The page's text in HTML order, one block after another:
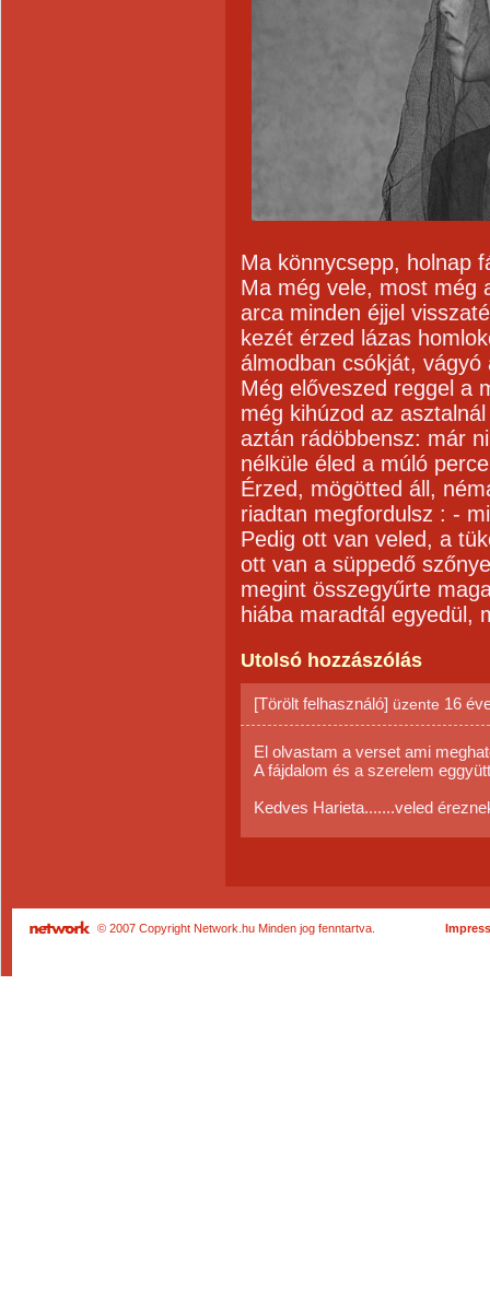
Ma könnycsepp, holnap
Ma még vele, most még
arca minden éjjel
kezét érzed lázas
álmodban csókját, vágyó
Még előveszed reggel a
még kihúzod az
aztán rádöbbensz: már
nélküle éled a múló
Érzed, mögötted áll,
riadtan megfordulsz : -
Pedig ott van veled, a
ott van a süppedő
megint összegyűrte
hiába maradtál egyedül,
Utolsó hozzászólás
[Törölt felhasználó] üzente 16
El olvastam a verset ami
A fájdalom és a szerelem
Kedves Harieta.......veled
© 2007 Copyright Network.hu Minden jog fenntartva.